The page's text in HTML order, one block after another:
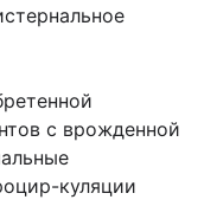
с врожденной
куляции